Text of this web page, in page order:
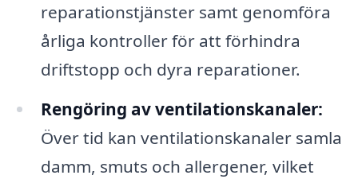
reparationstjänster samt genomföra
årliga kontroller för att förhindra
driftstopp och dyra reparationer.
Rengöring av ventilationskanaler:
Över tid kan ventilationskanaler samla
damm, smuts och allergener, vilket